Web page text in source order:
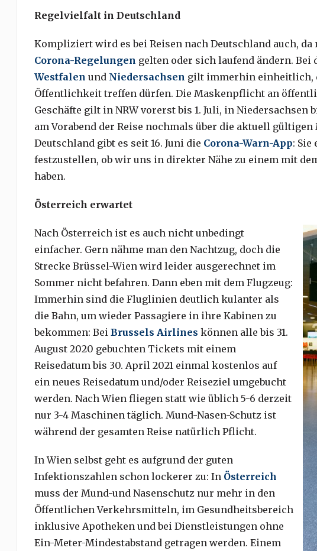
Regelvielfalt in Deutschland
Kompliziert wird es bei Reisen nach Deutschland auch,
Corona-Regelungen gelten oder sich laufend ändern. Bei
Westfalen und Niedersachsen gilt immerhin einheitlich,
Öffentlichkeit treffen dürfen. Die Maskenpflicht an
Geschäfte gilt in NRW vorerst bis 1. Juli, in
am Vorabend der Reise nochmals über die aktuell
Deutschland gibt es seit 16. Juni die Corona-Warn-App:
festzustellen, ob wir uns in direkter Nähe zu einem mit
haben.
Österreich erwartet
Nach Österreich ist es auch nicht unbedingt
einfacher. Gern nähme man den Nachtzug, doch die
Strecke Brüssel-Wien wird leider ausgerechnet im
Sommer nicht befahren. Dann eben mit dem Flugzeug:
Immerhin sind die Fluglinien deutlich kulanter als
die Bahn, um wieder Passagiere in ihre Kabinen zu
bekommen: Bei Brussels Airlines können alle bis 31.
August 2020 gebuchten Tickets mit einem
Reisedatum bis 30. April 2021 einmal kostenlos auf
ein neues Reisedatum und/oder Reiseziel umgebucht
werden. Nach Wien fliegen statt wie üblich 5-6 derzeit
nur 3-4 Maschinen täglich. Mund-Nasen-Schutz ist
während der gesamten Reise natürlich Pflicht.
In Wien selbst geht es aufgrund der guten
Infektionszahlen schon lockerer zu: In Österreich
muss der Mund-und Nasenschutz nur mehr in den
Öffentlichen Verkehrsmitteln, im Gesundheitsbereich
inklusive Apotheken und bei Dienstleistungen ohne
Ein-Meter-Mindestabstand getragen werden. Einem